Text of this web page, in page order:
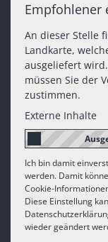
Empfohlener
An dieser Stelle
Landkarte,
ausgeliefert
müssen Sie der
zustimmen.
Externe Inhalte
Ich bin damit
werden. Damit
Cookie-
Diese Einstellung
wieder geändert